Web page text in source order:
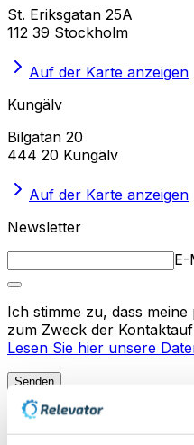
St. Eriksgatan 25A
112 39 Stockholm
Auf der Karte anzeigen
Kungälv
Bilgatan 20
444 20 Kungälv
Auf der Karte anzeigen
Newsletter
E-
Ich stimme zu, dass
zum Zweck der
Lesen Sie hier unsere
Senden
Hilfe-Center
Lagerautomatisierung